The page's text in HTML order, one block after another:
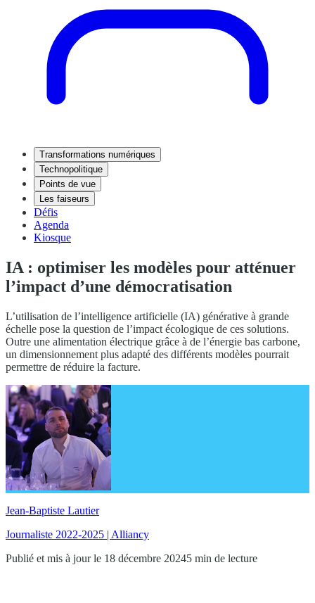
Transformations numériques
Technopolitique
Points de vue
Les faiseurs
Défis
Agenda
Kiosque
IA : optimiser les modèles pour atténuer
l’impact d’une démocratisation
L’utilisation de l’intelligence artificielle (IA) générative à grande
échelle pose la question de l’impact écologique de ces solutions.
Outre une alimentation électrique grâce à de l’énergie bas carbone,
un dimensionnement plus adapté des différents modèles pourrait
permettre de réduire la facture.
Jean-Baptiste Lautier
Journaliste 2022-2025 | Alliancy
Publié et mis à jour le 18 décembre 20245 min de lecture